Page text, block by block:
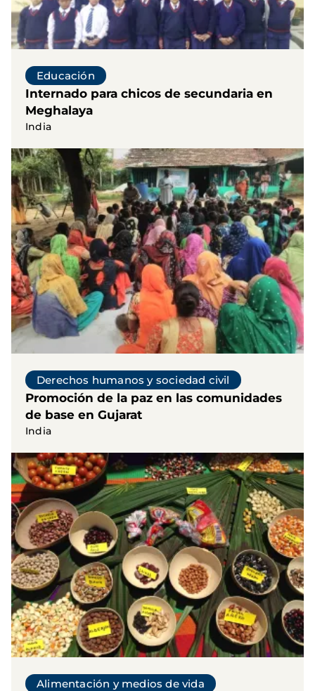
Educación
Internado para chicos de secundaria en
Meghalaya
India
Derechos humanos y sociedad civil
Promoción de la paz en las comunidades
de base en Gujarat
India
Alimentación y medios de vida